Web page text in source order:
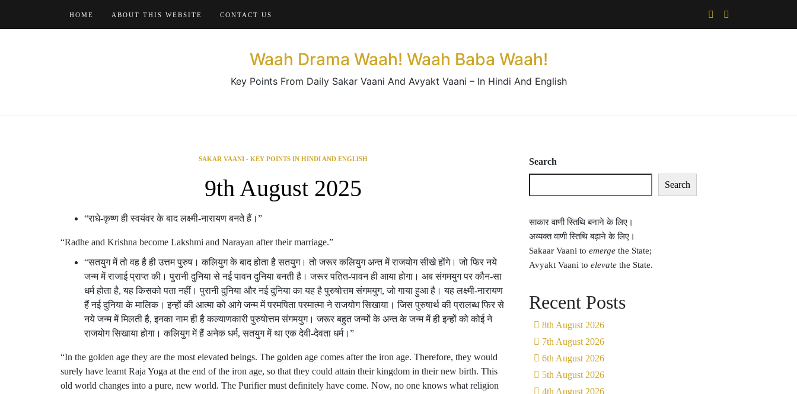
HOME ABOUT THIS WEBSITE CONTACT US
Waah Drama Waah! Waah Baba Waah!
Key Points From Daily Sakar Vaani And Avyakt Vaani – In Hindi And English
SAKAR VAANI - KEY POINTS IN HINDI AND ENGLISH
9th August 2025
“राधे-कृष्ण ही स्वयंवर के बाद लक्ष्मी-नारायण बनते हैं।”
“Radhe and Krishna become Lakshmi and Narayan after their marriage.”
“सतयुग में तो वह है ही उत्तम पुरुष। कलियुग के बाद होता है सतयुग। तो जरूर कलियुग अन्त में राजयोग सीखे होंगे। जो फिर नये
जन्म में राजाई प्राप्त की। पुरानी दुनिया से नई पावन दुनिया बनती है। जरूर पतित-पावन ही आया होगा। अब संगमयुग पर कौन-सा
धर्म होता है, यह किसको पता नहीं। पुरानी दुनिया और नई दुनिया का यह है पुरुषोत्तम संगमयुग, जो गाया हुआ है। यह लक्ष्मी-नारायण
हैं नई दुनिया के मालिक। इन्हों की आत्मा को आगे जन्म में परमपिता परमात्मा ने राजयोग सिखाया। जिस पुरुषार्थ की प्रालब्ध फिर से
नये जन्म में मिलती है, इनका नाम ही है कल्याणकारी पुरुषोत्तम संगमयुग। जरूर बहुत जन्मों के अन्त के जन्म में ही इन्हों को कोई ने
राजयोग सिखाया होगा। कलियुग में हैं अनेक धर्म, सतयुग में था एक देवी-देवता धर्म।”
“In the golden age they are the most elevated beings. The golden age comes after the iron age. Therefore, they would
surely have learnt Raja Yoga at the end of the iron age, so that they could attain their kingdom in their new birth. This
old world changes into a pure, new world. The Purifier must definitely have come. Now, no one knows what religion
Search
Search
साकार वाणी स्तिथि बनाने के लिए।
अव्यक्त वाणी स्तिथि बढ़ाने के लिए।
Sakaar Vaani to emerge the State;
Avyakt Vaani to elevate the State.
Recent Posts
8th August 2026
7th August 2026
6th August 2026
5th August 2026
4th August 2026
×